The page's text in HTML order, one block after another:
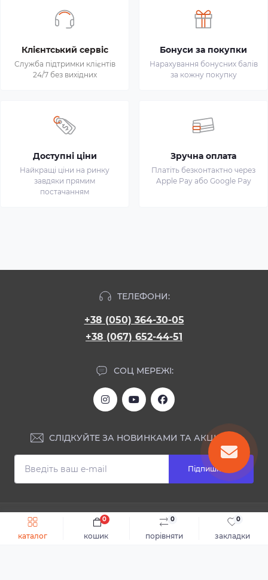
каталог порівняти
0
закладки
0
кошик
0
Швидке замовлення До кошика
Клієнтський сервіс
Служба підтримки клієнтів
24/7 без вихідних
Бонуси за покупки
Нарахування бонусних балів
за кожну покупку
Доступні ціни
Найкращі ціни на ринку
завдяки прямим
постачанням
Зручна оплата
Платіть безконтактно через
Apple Pay або Google Pay
ТЕЛЕФОНИ:
+38 (050) 364-30-05
+38 (067) 652-44-51
СОЦ МЕРЕЖІ:
СЛІДКУЙТЕ ЗА НОВИНКАМИ ТА АКЦІЯМИ:
Підпишіться
ІНФОРМАЦІЯ